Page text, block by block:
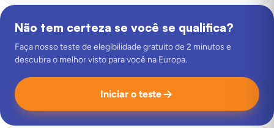
Não tem certeza se você se qualifica?
Faça nosso teste de elegibilidade gratuito de 2 minutos e
descubra o melhor visto para você na Europa.
Iniciar o teste